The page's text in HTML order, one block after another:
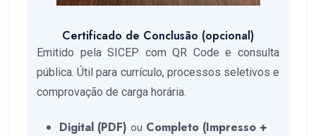
Certificado de Conclusão (opcional)
Emitido pela SICEP com QR Code e consulta
pública. Útil para currículo, processos seletivos e
comprovação de carga horária.
Digital (PDF) ou Completo (Impresso +